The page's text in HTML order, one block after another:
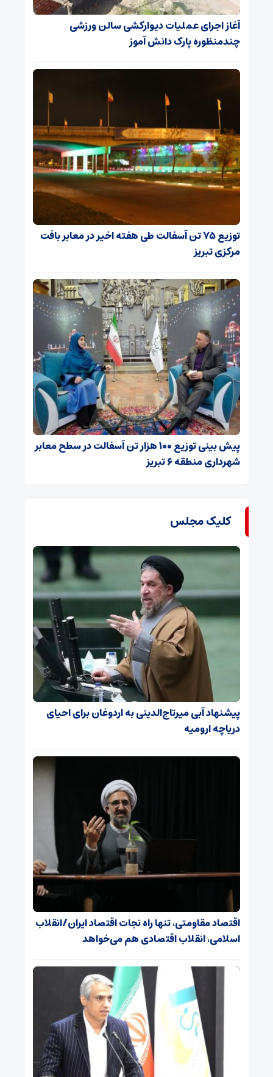
آغاز اجرای عملیات دیوارکشی سالن ورزشی
چندمنظوره پارک دانش آموز
توزیع ۷۵ تن آسفالت طی هفته اخیر در معابر بافت
مرکزی تبریز
پیش بینی توزیع ۱۰۰ هزار تن آسفالت در سطح معابر
شهرداری منطقه ۶ تبریز
کلیک مجلس
پیشنهاد آبی میرتاج‌الدینی‌ به اردوغان برای احیای
دریاچه ارومیه
اقتصاد مقاومتی، تنها راه نجات اقتصاد ایران/انقلاب
اسلامی، انقلاب اقتصادی هم می‌خواهد